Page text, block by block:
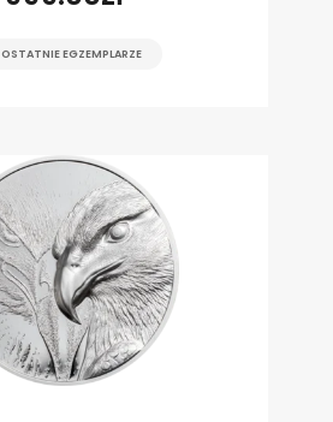
OSTATNIE EGZEMPLARZE